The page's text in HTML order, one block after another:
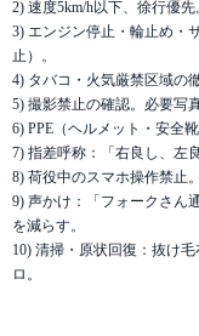
2) 速度5km/h以下、徐行優先
3) エンジン停止・輪止め・
止）。
4) タバコ・火気厳禁区域の
5) 撮影禁止の確認。必要写
6) PPE（ヘルメット・安全
7) 指差呼称：「右良し、左
8) 荷役中のスマホ操作禁止。
9) 声かけ：「フォークさ
を減らす。
10) 清掃・原状回復：抜け
ロ。